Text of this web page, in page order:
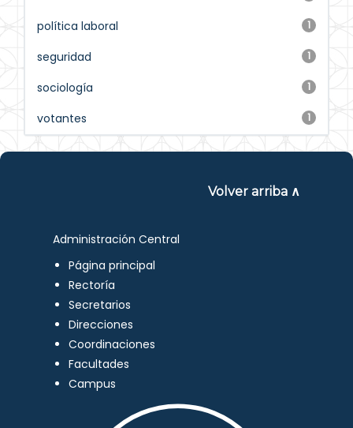
1
política laboral
1
seguridad
1
sociología
1
votantes
Volver arriba ∧
Administración Central
Página principal
Rectoría
Secretarios
Direcciones
Coordinaciones
Facultades
Campus